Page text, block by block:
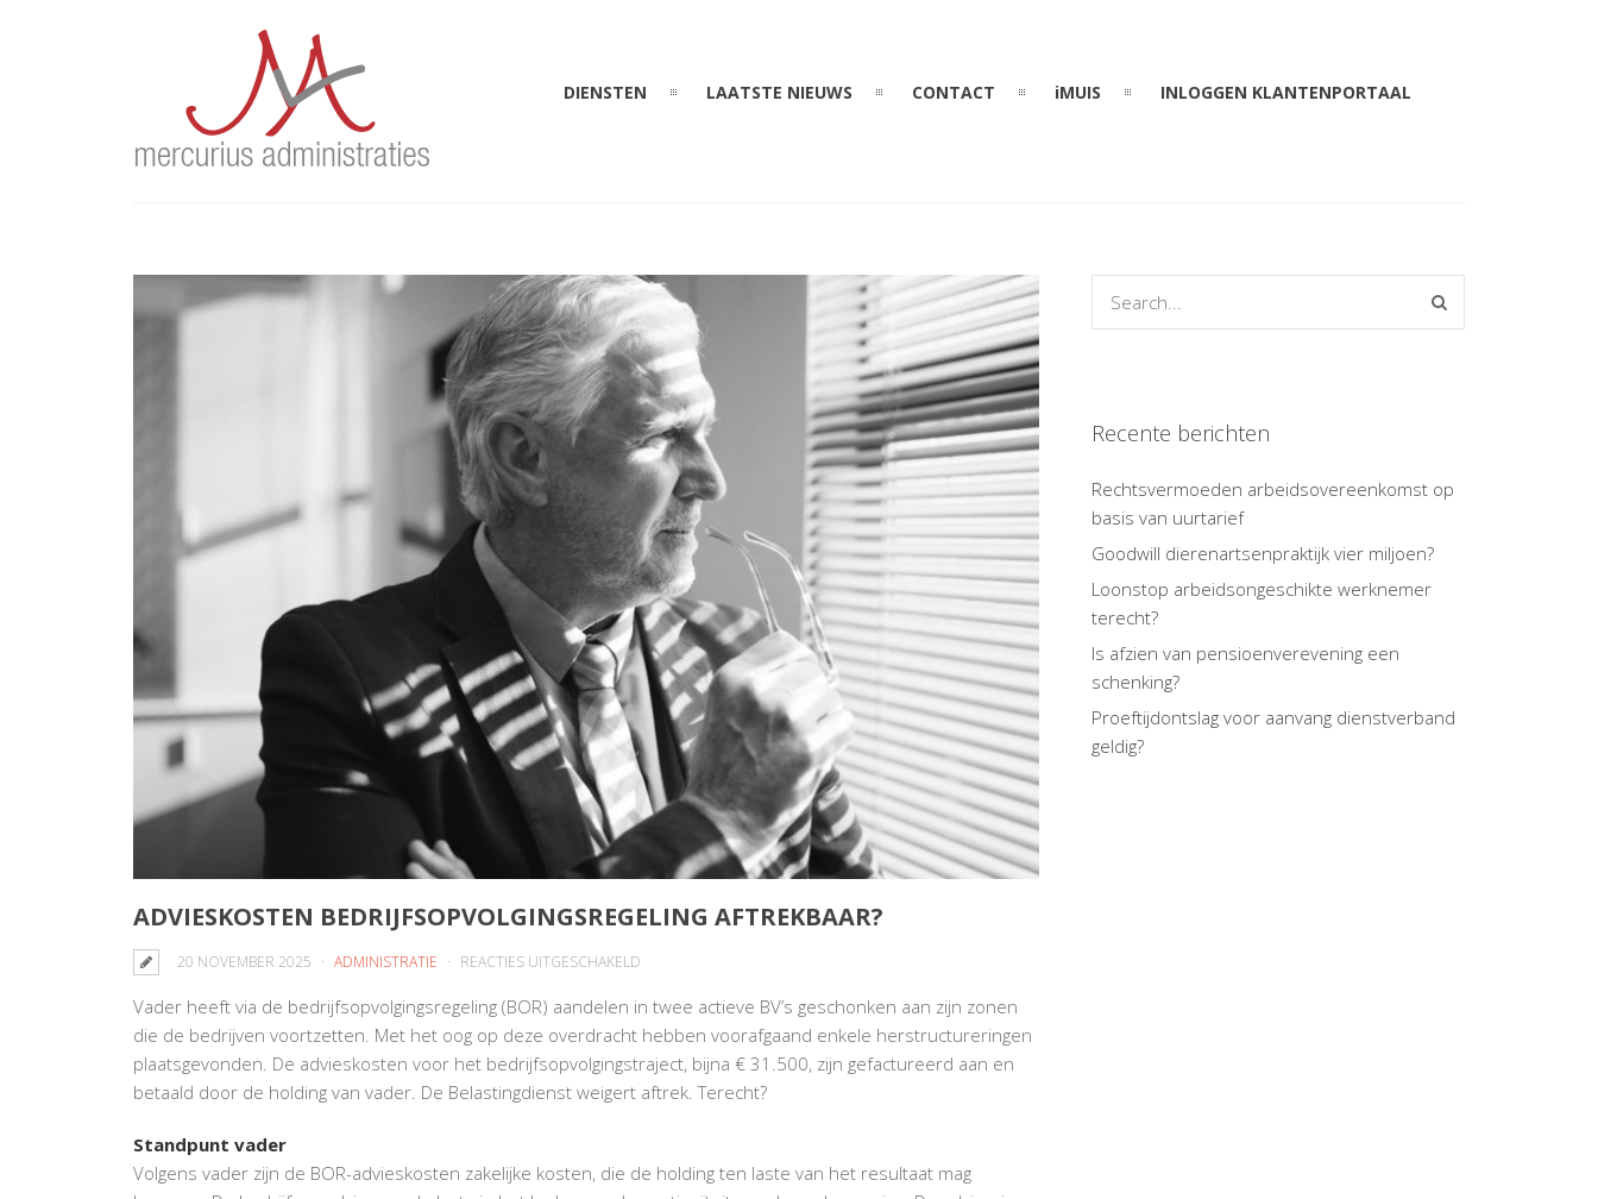
DIENSTEN LAATSTE NIEUWS CONTACT iMUIS INLOGGEN KLANTENPORTAAL
ADVIESKOSTEN BEDRIJFSOPVOLGINGSREGELING AFTREKBAAR?
20 NOVEMBER 2025 ADMINISTRATIE REACTIES UITGESCHAKELD
BEDRIJFSOPVOLGINGSREGELING
AFTREKBAAR?
Vader heeft via de bedrijfsopvolgingsregeling (BOR) aandelen in twee actieve BV’s geschonken aan zijn zonen
die de bedrijven voortzetten. Met het oog op deze overdracht hebben voorafgaand enkele herstructureringen
plaatsgevonden. De advieskosten voor het bedrijfsopvolgingstraject, bijna € 31.500, zijn gefactureerd aan en
betaald door de holding van vader. De Belastingdienst weigert aftrek. Terecht?
Standpunt vader
Volgens vader zijn de BOR-advieskosten zakelijke kosten, die de holding ten laste van het resultaat mag
Recente berichten
Rechtsvermoeden arbeidsovereenkomst op
basis van uurtarief
Goodwill dierenartsenpraktijk vier miljoen?
Loonstop arbeidsongeschikte werknemer
terecht?
Is afzien van pensioenverevening een
schenking?
Proeftijdontslag voor aanvang dienstverband
geldig?